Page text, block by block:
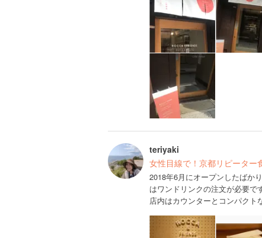
teriyaki
女性目線で！京都リピーター
2018年6月にオープンしたばか
はワンドリンクの注文が必要です
店内はカウンターとコンパクト